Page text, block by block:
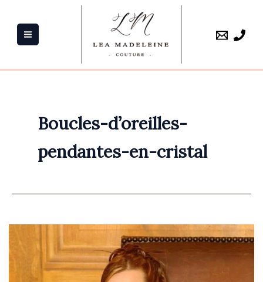
contenu
Boucles-d’oreilles-
pendantes-en-cristal